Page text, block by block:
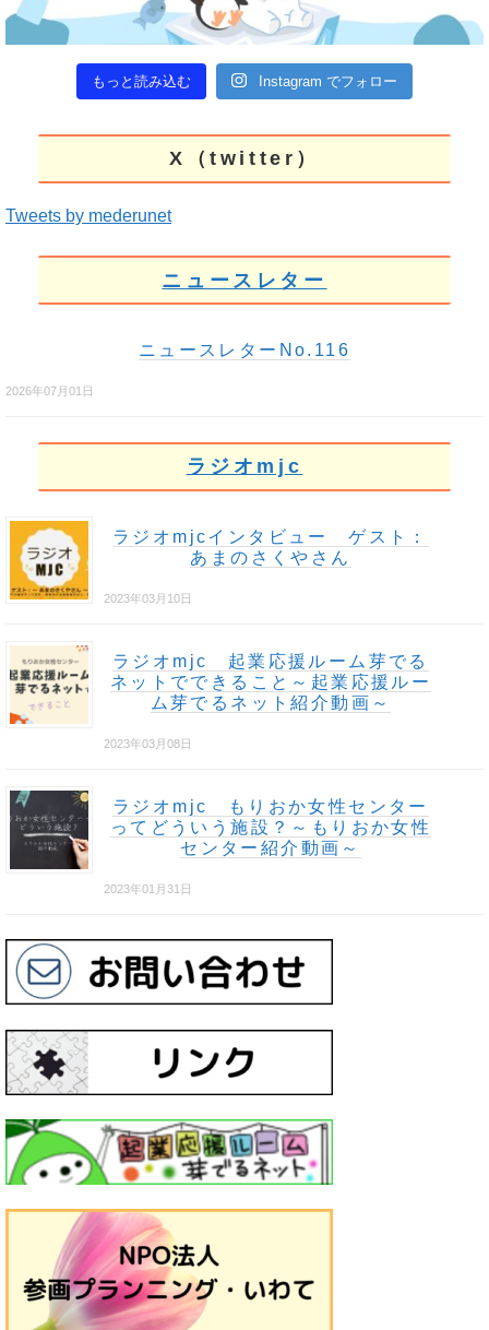
もっと読み込む Instagram でフォロー
X（twitter）
Tweets by mederunet
ニュースレター
ニュースレターNo.116
2026年07月01日
ラジオmjc
ラジオmjcインタビュー ゲスト：
あまのさくやさん
2023年03月10日
ラジオmjc 起業応援ルーム芽でる
ネットでできること～起業応援ルー
ム芽でるネット紹介動画～
2023年03月08日
ラジオmjc もりおか女性センター
ってどういう施設？～もりおか女性
センター紹介動画～
2023年01月31日